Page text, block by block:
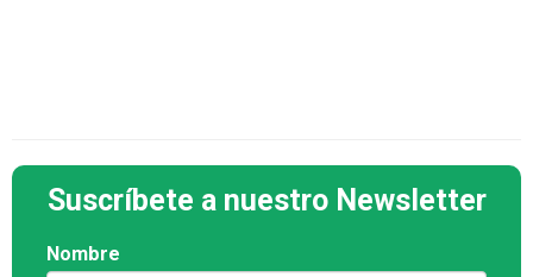
Suscríbete a nuestro Newsletter
Nombre